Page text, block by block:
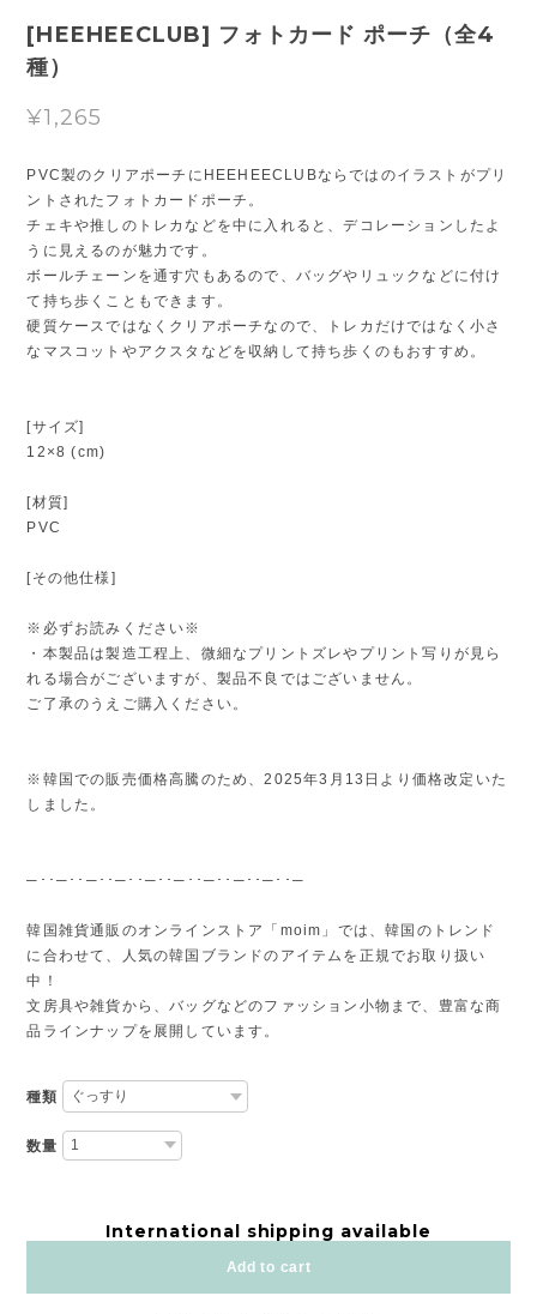
[HEEHEECLUB] フォトカード ポーチ（全4
種）
¥1,265
PVC製のクリアポーチにHEEHEECLUBならではのイラストがプリ
ントされたフォトカードポーチ。
チェキや推しのトレカなどを中に入れると、デコレーションしたよ
うに見えるのが魅力です。
ボールチェーンを通す穴もあるので、バッグやリュックなどに付け
て持ち歩くこともできます。
硬質ケースではなくクリアポーチなので、トレカだけではなく小さ
なマスコットやアクスタなどを収納して持ち歩くのもおすすめ。
[サイズ]
12×8 (cm)
[材質]
PVC
[その他仕様]
※必ずお読みください※
・本製品は製造工程上、微細なプリントズレやプリント写りが見ら
れる場合がございますが、製品不良ではございません。
ご了承のうえご購入ください。
※韓国での販売価格高騰のため、2025年3月13日より価格改定いた
しました。
─･･─･･─･･─･･─･･─･･─･･─･･─･･─
韓国雑貨通販のオンラインストア「moim」では、韓国のトレンド
に合わせて、人気の韓国ブランドのアイテムを正規でお取り扱い
中！
文房具や雑貨から、バッグなどのファッション小物まで、豊富な商
品ラインナップを展開しています。
種類
数量
International shipping available
Add to cart